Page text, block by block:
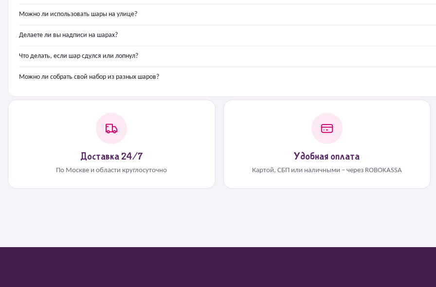
Можно ли использовать шары на улице?
Делаете ли вы надписи на шарах?
Что делать, если шар сдулся или лопнул?
Можно ли собрать свой набор из разных шаров?
Доставка 24/7
По Москве и области круглосуточно
Удобная оплата
Картой, СБП или наличными – через ROBOKASSA